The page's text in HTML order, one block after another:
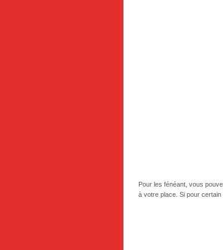
Pour les fénéant, vous
à votre place. Si pour